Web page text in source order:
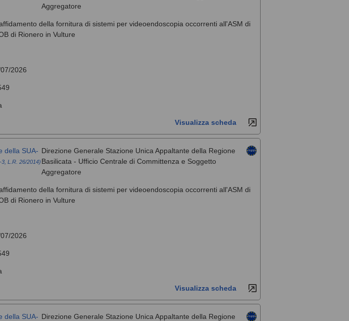
Aggregatore
della fornitura di sistemi per videoendoscopia occorrenti all'ASM di
di Rionero in Vulture
2026
Visualizza scheda
della SUA-
L.R. 26/2014)
Direzione Generale Stazione Unica Appaltante della Regione
Basilicata - Ufficio Centrale di Committenza e Soggetto
Aggregatore
della fornitura di sistemi per videoendoscopia occorrenti all'ASM di
di Rionero in Vulture
2026
Visualizza scheda
della SUA- Direzione Generale Stazione Unica Appaltante della Regione